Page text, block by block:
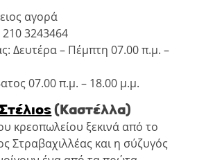
αγορά
3243464
Δευτέρα – Πέμπτη 07.00 π.μ. –
07.00 π.μ. – 18.00 μ.μ.
(Καστέλλα)
κρεοπωλείου ξεκινά από το
Στραβαχιλλέας και η σύζυγός